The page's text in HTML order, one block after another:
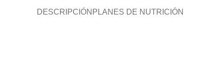
DESCRIPCIÓN PLANES DE NUTRICIÓN